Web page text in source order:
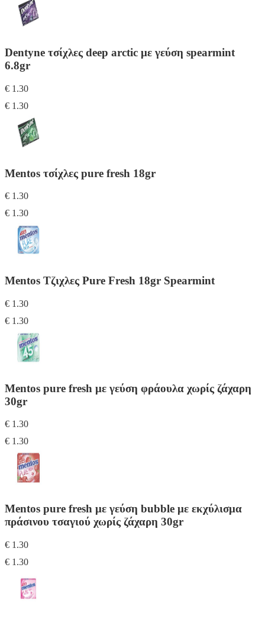
Dentyne τσίχλες deep arctic με γεύση spearmint
6.8gr
€ 1.30
€ 1.30
Mentos τσίχλες pure fresh 18gr
€ 1.30
€ 1.30
Mentos Τζιχλες Pure Fresh 18gr Spearmint
€ 1.30
€ 1.30
Mentos pure fresh με γεύση φράουλα χωρίς ζάχαρη
30gr
€ 1.30
€ 1.30
Mentos pure fresh με γεύση bubble με εκχύλισμα
πράσινου τσαγιού χωρίς ζάχαρη 30gr
€ 1.30
€ 1.30